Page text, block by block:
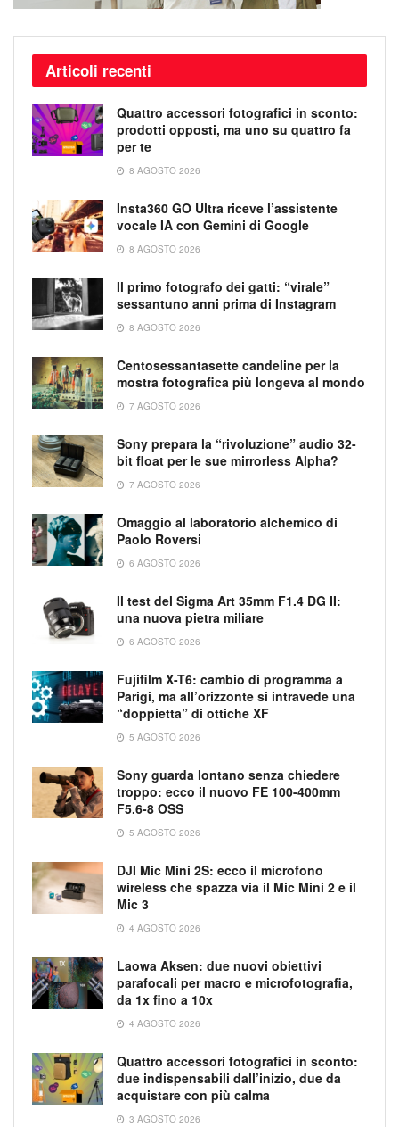
Articoli recenti
Quattro accessori fotografici in sconto:
prodotti opposti, ma uno su quattro fa
per te
8 AGOSTO 2026
Insta360 GO Ultra riceve l’assistente
vocale IA con Gemini di Google
8 AGOSTO 2026
Il primo fotografo dei gatti: “virale”
sessantuno anni prima di Instagram
8 AGOSTO 2026
Centosessantasette candeline per la
mostra fotografica più longeva al mondo
7 AGOSTO 2026
Sony prepara la “rivoluzione” audio 32-
bit float per le sue mirrorless Alpha?
7 AGOSTO 2026
Omaggio al laboratorio alchemico di
Paolo Roversi
6 AGOSTO 2026
Il test del Sigma Art 35mm F1.4 DG II:
una nuova pietra miliare
6 AGOSTO 2026
Fujifilm X-T6: cambio di programma a
Parigi, ma all’orizzonte si intravede una
“doppietta” di ottiche XF
5 AGOSTO 2026
Sony guarda lontano senza chiedere
troppo: ecco il nuovo FE 100-400mm
F5.6-8 OSS
5 AGOSTO 2026
DJI Mic Mini 2S: ecco il microfono
wireless che spazza via il Mic Mini 2 e il
Mic 3
4 AGOSTO 2026
Laowa Aksen: due nuovi obiettivi
parafocali per macro e microfotografia,
da 1x fino a 10x
4 AGOSTO 2026
Quattro accessori fotografici in sconto:
due indispensabili dall’inizio, due da
acquistare con più calma
3 AGOSTO 2026